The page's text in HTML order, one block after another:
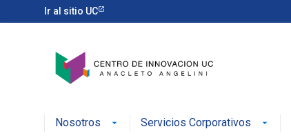
Ir al sitio UC
Nosotros Servicios Corporativos